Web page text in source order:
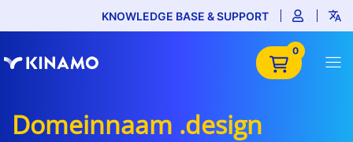
KNOWLEDGE BASE & SUPPORT
0
Domeinnaam .design